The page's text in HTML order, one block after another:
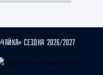
СЕЗОНА 2026/2027